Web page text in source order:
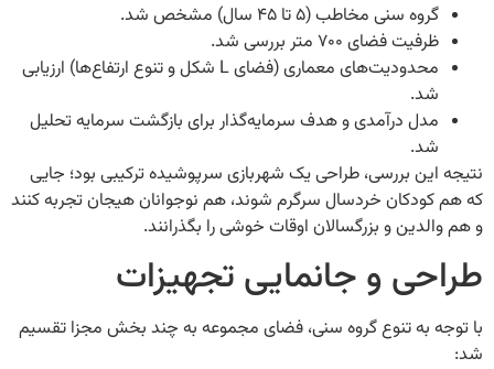
سنی مخاطب (۵ تا ۴۵ سال) مشخص شد.
فضای ۷۰۰ متر بررسی شد.
محدودیت‌های معماری (فضای L شکل و تنوع ارتفاع‌ها) ارزیابی
درآمدی و هدف سرمایه‌گذار برای بازگشت سرمایه تحلیل
بررسی، طراحی یک شهربازی سرپوشیده ترکیبی بود؛ جایی
خردسال سرگرم شوند، هم نوجوانان هیجان تجربه کنند
و بزرگسالان اوقات خوشی را بگذرانند.
و جانمایی تجهیزات
به تنوع گروه سنی، فضای مجموعه به چند بخش مجزا تقسیم